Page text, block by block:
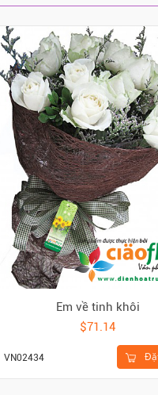
Em về tinh khôi
$71.14
VN02434